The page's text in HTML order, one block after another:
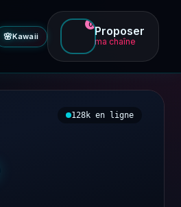
🌸Kawaii
0 Proposer
ma chaîne
128k en ligne